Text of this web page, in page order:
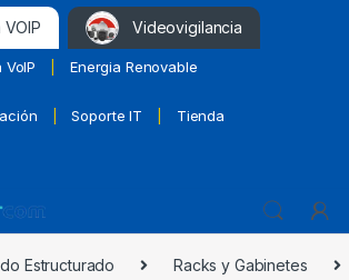
Videovigilancia
Energia Renovable
Soporte IT Tienda
Estructurado Racks y Gabinetes